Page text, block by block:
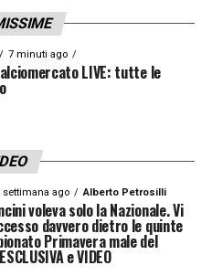
carriera e
Repesenses
è arrivato nella
è stato tra i
Under 19
7 minuti ago
LIVE: tutte le
settimana ago Alberto Petrosilli
voleva solo la Nazionale. Vi
davvero dietro le quinte
Primavera male del
e VIDEO